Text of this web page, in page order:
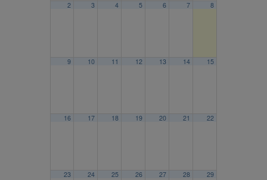
2 3 4 5 6 7 8
9 10 11 12 13 14 15
16 17 18 19 20 21 22
23 24 25 26 27 28 29